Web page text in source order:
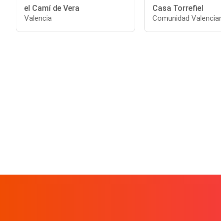
el Camí de Vera
Valencia
Casa Torrefiel
Comunidad